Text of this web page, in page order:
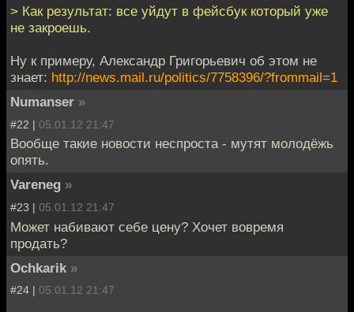
> Как результат: все уйдут в фейсбук который уже
не закроешь.
Ну к примеру, Александр Григорьевич об этом не
знает: http://news.mail.ru/politics/7758396/?frommail=1
Numanser »
#22 | 05.01.12 21:47
Вообще такие новости неспроста - мутят молодёжь
опять.
Vareneg »
#23 | 05.01.12 21:47
Может набивают себе цену? Хочет вовремя
продать?
Ochkarik »
#24 | 05.01.12 21:47